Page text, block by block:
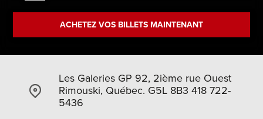
ACHETEZ VOS BILLETS MAINTENANT
Les Galeries GP 92, 2ième rue Ouest
Rimouski, Québec. G5L 8B3 418 722-
5436